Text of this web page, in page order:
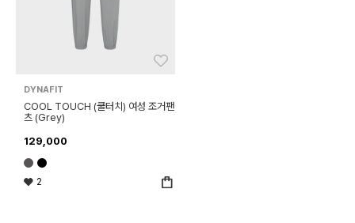
DYNAFIT
COOL TOUCH (쿨터치) 여성 조거팬
츠 (Grey)
129,000
2